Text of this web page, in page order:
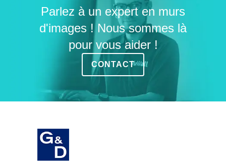
Parlez à un expert en murs
d'images ! Nous sommes là
pour vous aider !
CONTACT